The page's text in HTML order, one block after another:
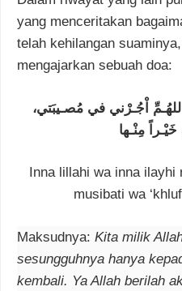
yang menceritakan
telah kehilangan
mengajarkan sebuah doa:
اللهُـمِّ اْجُـرْني في مُصـيبَتي،
مِنْـها
Inna lillahi wa inna
musibati wa
Maksudnya: Kita milik
sesungguhnya hanya
kembali. Ya Allah berilah